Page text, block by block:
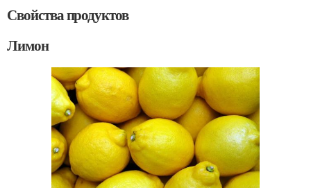
Свойства продуктов
Лимон